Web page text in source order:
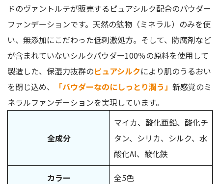
本当に石けんで落ちる？
ヴァントルテ「ミネラルシルクファンデーション」の口コミ
を検証
カバー力が低い
パフが使いにくい
肌荒れする
ヴァントルテ「ミネラルシルクファンデーション」はこんな
小さな子供も触れられる無添加処方で、簡単オフできる化
ドのヴァントルテが販売するピュアシルク配合のパウダー
ファンデーションです。天然の鉱物（ミネラル）のみを使
い、無添加にこだわった低刺激処方。そして、防腐剤など
が含まれていないシルクパウダー100％の原料を使用して
製造した、保湿力抜群のピュアシルクにより肌のうるおい
を閉じ込め、
「パウダーなのにしっとり潤う」 新感覚のミ
ネラルファンデーションを実現しています。
全成分
マイカ、酸化亜鉛、酸化チ
タン、シリカ、シルク、水
酸化Al、酸化鉄
カラー 全5色